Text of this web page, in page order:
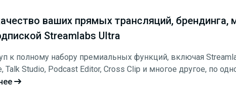
ваших прямых трансляций, брендинга,
Streamlabs Ultra
к полному набору премиальных функций, включая
Talk Studio, Podcast Editor, Cross Clip и многое другое, по
